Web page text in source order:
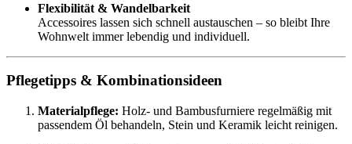
Flexibilität & Wandelbarkeit
Accessoires lassen sich schnell austauschen – so bleibt Ihre
Wohnwelt immer lebendig und individuell.
Pflegetipps & Kombinationsideen
Materialpflege: Holz- und Bambusfurniere regelmäßig mit
passendem Öl behandeln, Stein und Keramik leicht reinigen.